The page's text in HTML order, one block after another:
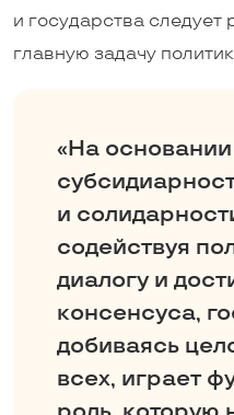
и государства следует
главную задачу
«На
и
содействуя
диалогу и
консенсуса,
добиваясь
всех, играет